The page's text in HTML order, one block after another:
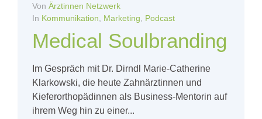
Von Ärztinnen Netzwerk
In Kommunikation Marketing Podcast
Medical Soulbranding
Im Gespräch mit Dr. Dirndl Marie-Catherine
Klarkowski, die heute Zahnärztinnen und
Kieferorthopädinnen als Business-Mentorin auf
ihrem Weg hin zu einer...